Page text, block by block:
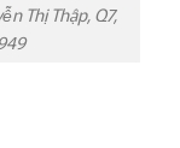
Thị Thập, Q7,